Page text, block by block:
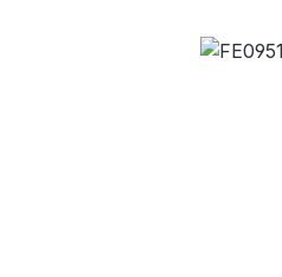
Bildergalerie überspringen